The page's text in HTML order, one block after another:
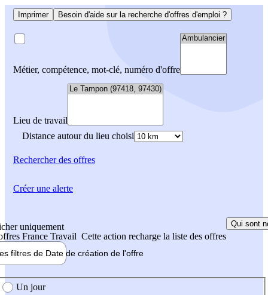
Imprimer Besoin d'aide sur la recherche d'offres d'emploi ?
Métier, compétence, mot-clé, numéro d'offre
Lieu de travail
Distance autour du lieu choisi
Rechercherdes offres
uniquement
France Travail Cette action recharge la liste des offres
Qui sont
filtres de Date de création de l'offre
création de l'offre
Un jour
Créer une alerte